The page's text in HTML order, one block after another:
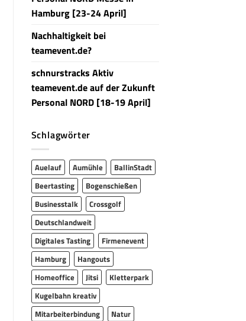
Hamburg [23-24 April]
Nachhaltigkeit bei
teamevent.de?
schnurstracks Aktiv
teamevent.de auf der Zukunft
Personal NORD [18-19 April]
Schlagwörter
Auelauf Aumühle
BallinStadt
Beertasting
Bogenschießen
Businesstalk
Crossgolf
Deutschlandweit
Digitales Tasting
Firmenevent
Hamburg
Hangouts
Homeoffice
Jitsi
Kletterpark
Kugelbahn kreativ
Mitarbeiterbindung
Natur